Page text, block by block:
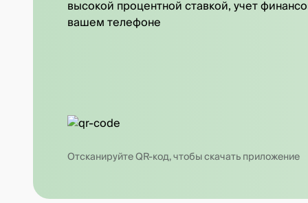
высокой процентной ставкой, учет
вашем телефоне
Отсканируйте QR-код, чтобы скачать приложение